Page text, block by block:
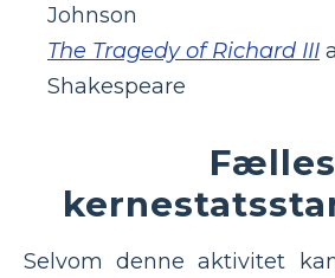
Johnson
The Tragedy of Richard III
Shakespeare
Fælles
Selvom denne aktivitet